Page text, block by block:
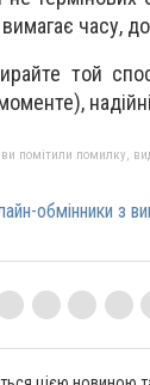
часу,
той
помітили помилку,
обмінники з